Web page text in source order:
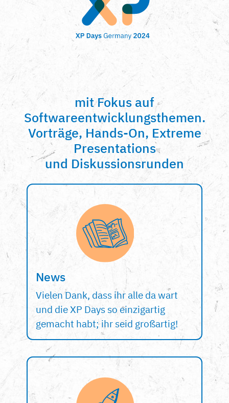
mit Fokus auf
Softwareentwicklungsthemen.
Vorträge, Hands-On, Extreme
Presentations
und Diskussionsrunden
News
Vielen Dank, dass ihr alle da wart
und die XP Days so einzigartig
gemacht habt; ihr seid großartig!